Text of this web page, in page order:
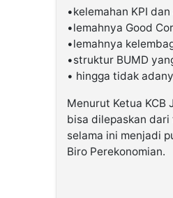
•kelemahan KPI
•lemahnya Good
•lemahnya
•struktur BUMD
• hingga tidak
Menurut Ketua
bisa dilepaskan
selama ini menjadi
Biro Perekonomian.